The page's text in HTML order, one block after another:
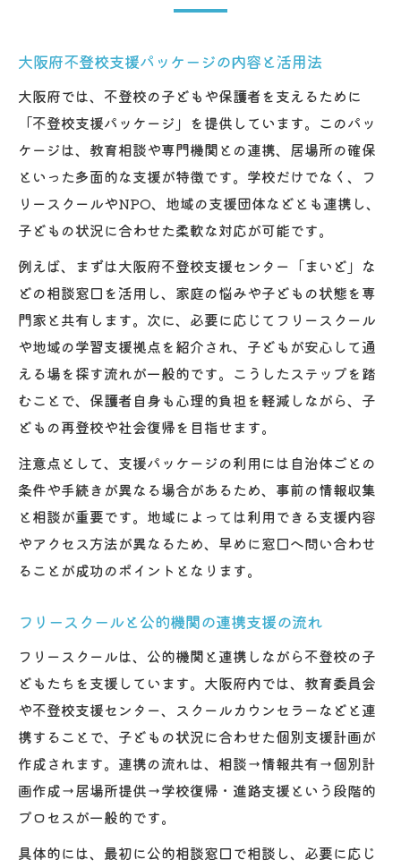
大阪府不登校支援パッケージの内容と活用法
大阪府では、不登校の子どもや保護者を支えるために
「不登校支援パッケージ」を提供しています。このパッ
ケージは、教育相談や専門機関との連携、居場所の確保
といった多面的な支援が特徴です。学校だけでなく、フ
リースクールやNPO、地域の支援団体などとも連携し、
子どもの状況に合わせた柔軟な対応が可能です。
例えば、まずは大阪府不登校支援センター「まいど」な
どの相談窓口を活用し、家庭の悩みや子どもの状態を専
門家と共有します。次に、必要に応じてフリースクール
や地域の学習支援拠点を紹介され、子どもが安心して通
える場を探す流れが一般的です。こうしたステップを踏
むことで、保護者自身も心理的負担を軽減しながら、子
どもの再登校や社会復帰を目指せます。
注意点として、支援パッケージの利用には自治体ごとの
条件や手続きが異なる場合があるため、事前の情報収集
と相談が重要です。地域によっては利用できる支援内容
やアクセス方法が異なるため、早めに窓口へ問い合わせ
ることが成功のポイントとなります。
フリースクールと公的機関の連携支援の流れ
フリースクールは、公的機関と連携しながら不登校の子
どもたちを支援しています。大阪府内では、教育委員会
や不登校支援センター、スクールカウンセラーなどと連
携することで、子どもの状況に合わせた個別支援計画が
作成されます。連携の流れは、相談→情報共有→個別計
画作成→居場所提供→学校復帰・進路支援という段階的
プロセスが一般的です。
具体的には、最初に公的相談窓口で相談し、必要に応じ